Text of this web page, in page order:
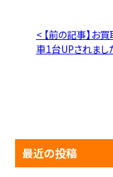
< 【前の記事】お買
車1台UPされまし
最近の投稿